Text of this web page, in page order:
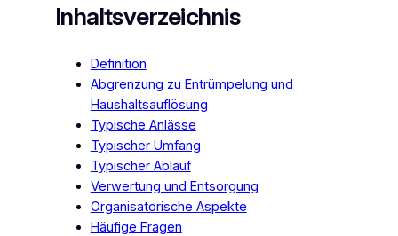
Inhaltsverzeichnis
Definition
Abgrenzung zu Entrümpelung und
Haushaltsauflösung
Typische Anlässe
Typischer Umfang
Typischer Ablauf
Verwertung und Entsorgung
Organisatorische Aspekte
Häufige Fragen